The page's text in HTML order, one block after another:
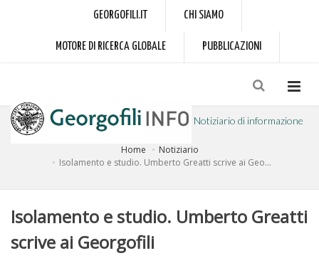
GEORGOFILI.IT CHI SIAMO
MOTORE DI RICERCA GLOBALE PUBBLICAZIONI
Notiziario di informazione
a cura dell'Accademia dei Georgofili
Home
Notiziario
Isolamento e studio. Umberto Greatti scrive ai Geo...
Isolamento e studio. Umberto Greatti
scrive ai Georgofili